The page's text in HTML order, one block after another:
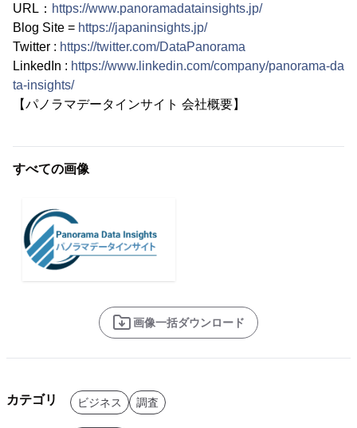
URL： https://www.panoramadatainsights.jp/
Blog Site = https://japaninsights.jp/
Twitter : https://twitter.com/DataPanorama
LinkedIn : https://www.linkedin.com/company/panorama-da
ta-insights/
【パノラマデータインサイト 会社概要】
すべての画像
画像一括ダウンロード
カテゴリ ビジネス 調査